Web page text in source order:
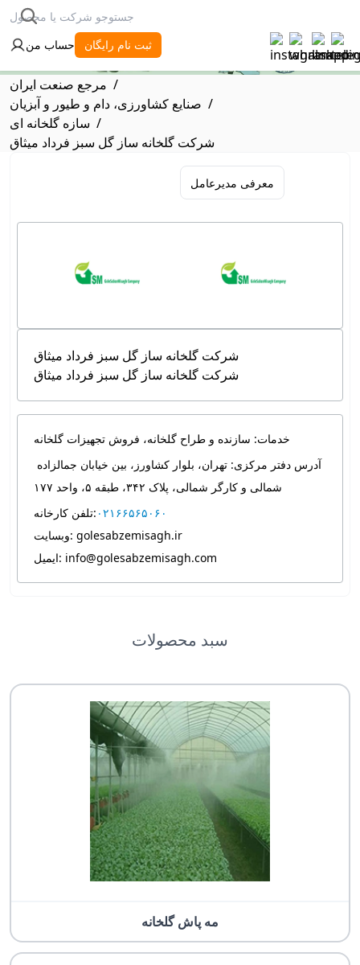
حساب من ثبت نام رایگان
مرجع صنعت ایران /
صنایع کشاورزی، دام و طیور و آبزیان /
سازه گلخانه ای /
شرکت گلخانه ساز گل سبز فرداد میثاق
شرکت گلخانه ساز گل سبز فرداد میثاق
شرکت گلخانه ساز گل سبز فرداد میثاق
خدمات: سازنده و طراح گلخانه، فروش تجهیزات گلخانه
آدرس دفتر مرکزی:
تلفن کارخانه: ۰۲۱۶۶۵۶۵۰۶۰
وبسایت: golesabzemisagh.ir
ایمیل: info@golesabzemisagh.com
معرفی مدیرعامل
سبد محصولات
مه پاش گلخانه